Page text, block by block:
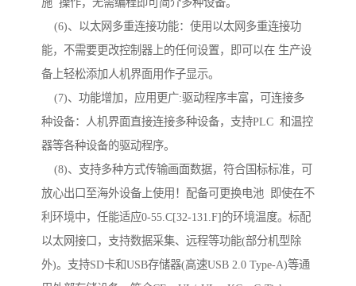
施 操作，无需编程即可简介多种设备。
(6)、以太网多重连接功能：使用以太网多重连接功
能，不需要更改控制器上的任何设置，即可以在 生产设
备上轻松添加人机界面用作子显示。
(7)、功能增加，应用更广:驱动程序丰富，可连接多
种设备：人机界面直接连接多种设备，支持PLC 和温控
器等各种设备的驱动程序。
(8)、支持多种方式传输画面数据，符合国标标准，可
放心出口至海外设备上使用！配备可更换电池 即使在不
利环境中，任能适应0-55.C[32-131.F]的环境温度。标配
以太网接口，支持数据采集、远程等功能(部分机型除
外)。支持SD卡和USB存储器(高速USB 2.0 Type-A)等通